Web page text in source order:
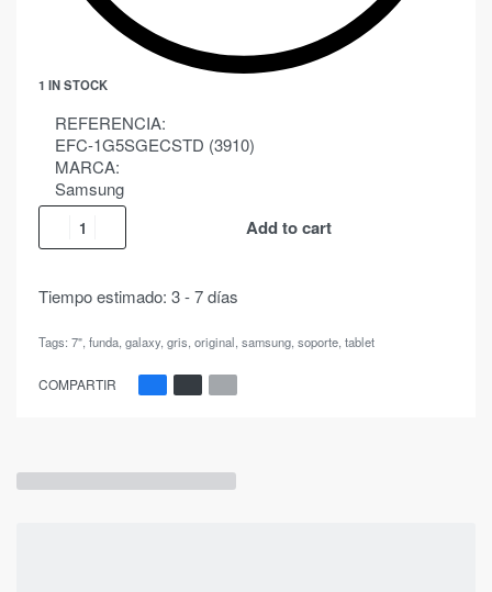
1 IN STOCK
REFERENCIA:
EFC-1G5SGECSTD (3910)
MARCA:
Samsung
Add to cart
Tiempo estimado: 3 - 7 días
Tags: 7" funda galaxy, gris original samsung soporte tablet
COMPARTIR